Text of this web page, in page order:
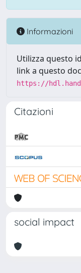
Informazioni
Utilizza questo
link a questo
https://
Citazioni
social impact